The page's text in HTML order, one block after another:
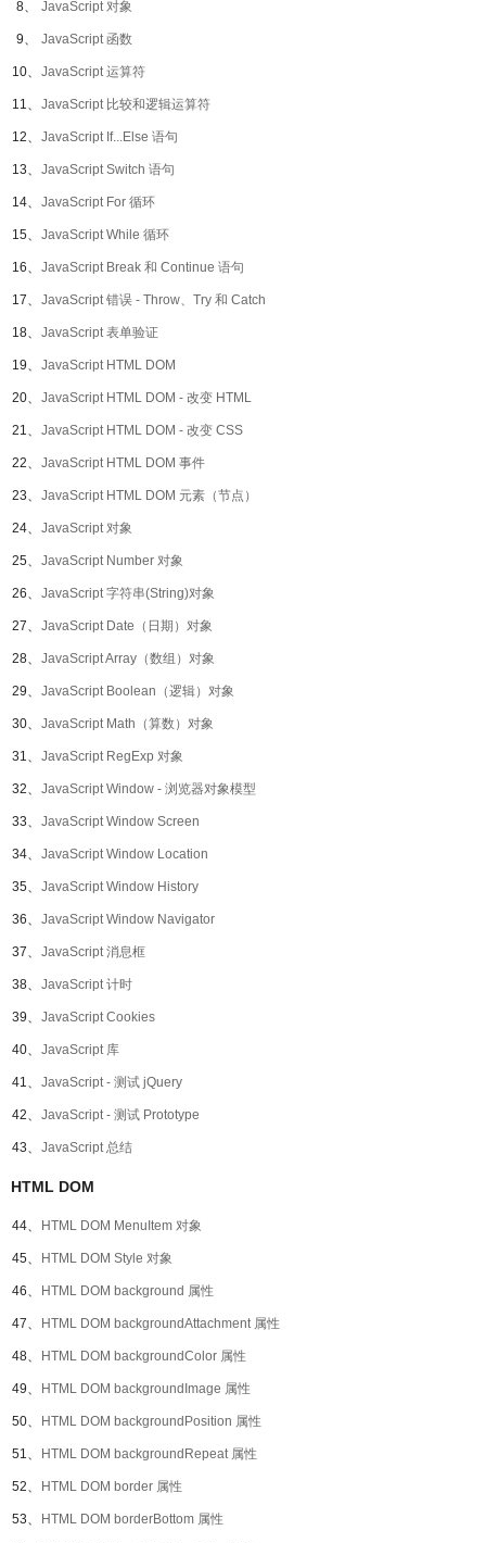
8、 JavaScript 对象
9、 JavaScript 函数
10、 JavaScript 运算符
11、 JavaScript 比较和逻辑运算符
12、 JavaScript If...Else 语句
13、 JavaScript Switch 语句
14、 JavaScript For 循环
15、 JavaScript While 循环
16、 JavaScript Break 和 Continue 语句
17、 JavaScript 错误 - Throw、Try 和 Catch
18、 JavaScript 表单验证
19、 JavaScript HTML DOM
20、 JavaScript HTML DOM - 改变 HTML
21、 JavaScript HTML DOM - 改变 CSS
22、 JavaScript HTML DOM 事件
23、 JavaScript HTML DOM 元素（节点）
24、 JavaScript 对象
25、 JavaScript Number 对象
26、 JavaScript 字符串(String)对象
27、 JavaScript Date（日期）对象
28、 JavaScript Array（数组）对象
29、 JavaScript Boolean（逻辑）对象
30、 JavaScript Math（算数）对象
31、 JavaScript RegExp 对象
32、 JavaScript Window - 浏览器对象模型
33、 JavaScript Window Screen
34、 JavaScript Window Location
35、 JavaScript Window History
36、 JavaScript Window Navigator
37、 JavaScript 消息框
38、 JavaScript 计时
39、 JavaScript Cookies
40、 JavaScript 库
41、 JavaScript - 测试 jQuery
42、 JavaScript - 测试 Prototype
43、 JavaScript 总结
HTML DOM
44、 HTML DOM MenuItem 对象
45、 HTML DOM Style 对象
46、 HTML DOM background 属性
47、 HTML DOM backgroundAttachment 属性
48、 HTML DOM backgroundColor 属性
49、 HTML DOM backgroundImage 属性
50、 HTML DOM backgroundPosition 属性
51、 HTML DOM backgroundRepeat 属性
52、 HTML DOM border 属性
53、 HTML DOM borderBottom 属性